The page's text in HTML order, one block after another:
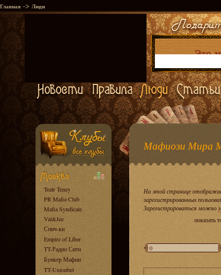
Главная -> Люди
Teatr Teney
PR Mafia Club
Mafia Syndicate
Val&Jee
Спич-ки
Empire of Liber
TT-Радио Сити
Бункер Мафии
TT-Unionbet
Мафиози Мира
На этой странице
зарегистрированных
Зарегистрироваться можно
показать